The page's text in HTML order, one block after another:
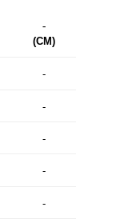
-
(CM)
-
-
-
-
-